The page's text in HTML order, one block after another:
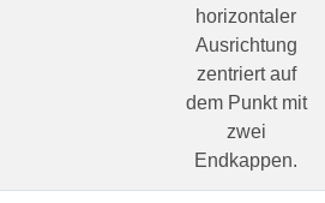
horizontaler
Ausrichtung
zentriert auf
dem Punkt mit
zwei
Endkappen.